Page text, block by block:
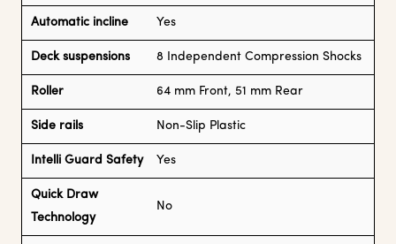
Automatic incline Yes
Deck suspensions 8 Independent Compression Shocks
Roller 64 mm Front, 51 mm Rear
Side rails Non-Slip Plastic
Intelli Guard Safety Yes
Quick Draw
Technology
No